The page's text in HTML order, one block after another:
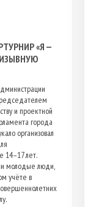
«Я —
и проектной
города
организовал
14–17 лет.
молодые люди,
учёте в